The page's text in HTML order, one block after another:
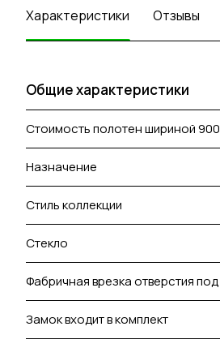
Характеристики Отзывы
Общие характеристики
Стоимость полотен шириной
Назначение
Стиль коллекции
Стекло
Фабричная врезка отверстия
Замок входит в комплект